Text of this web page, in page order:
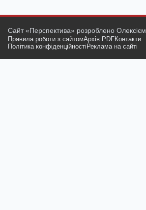
Сайт «Перспектива» розроблено Олексієм
Правила роботи з сайтомАрхів PDFКонтакти
Політика конфіденційності Реклама на сайті